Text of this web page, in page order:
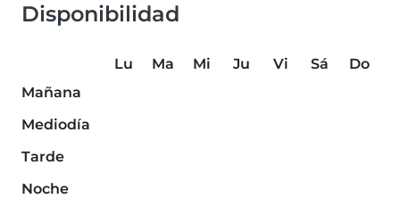
Disponibilidad
Lu Ma Mi Ju Vi Sá
Do
Mañana
Mediodía
Tarde
Noche